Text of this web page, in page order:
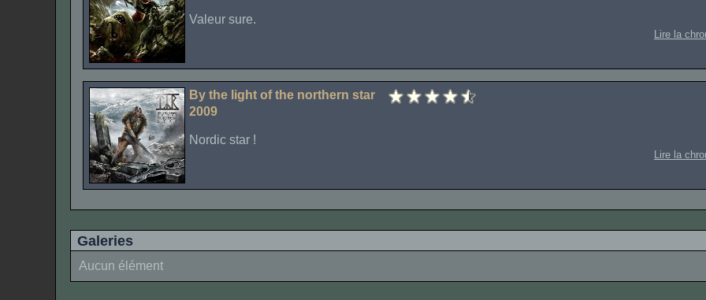
Valeur sure.
Lire la
By the light of the northern star
2009
Nordic star !
Lire la
Galeries
Aucun élément